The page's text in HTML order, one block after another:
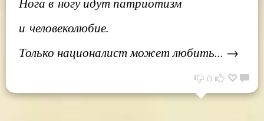
и человеколюбие.
Только националист может любить... →
0